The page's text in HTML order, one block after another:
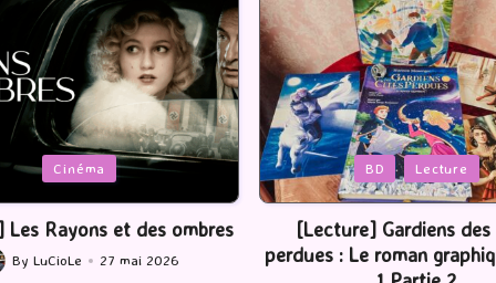
BD Lecture
Gardiens des cités
: Le roman graphique Tome
Posted
in
Serie Tv USA
[Série TV] The Madison :
By LuCioLe 22 mai